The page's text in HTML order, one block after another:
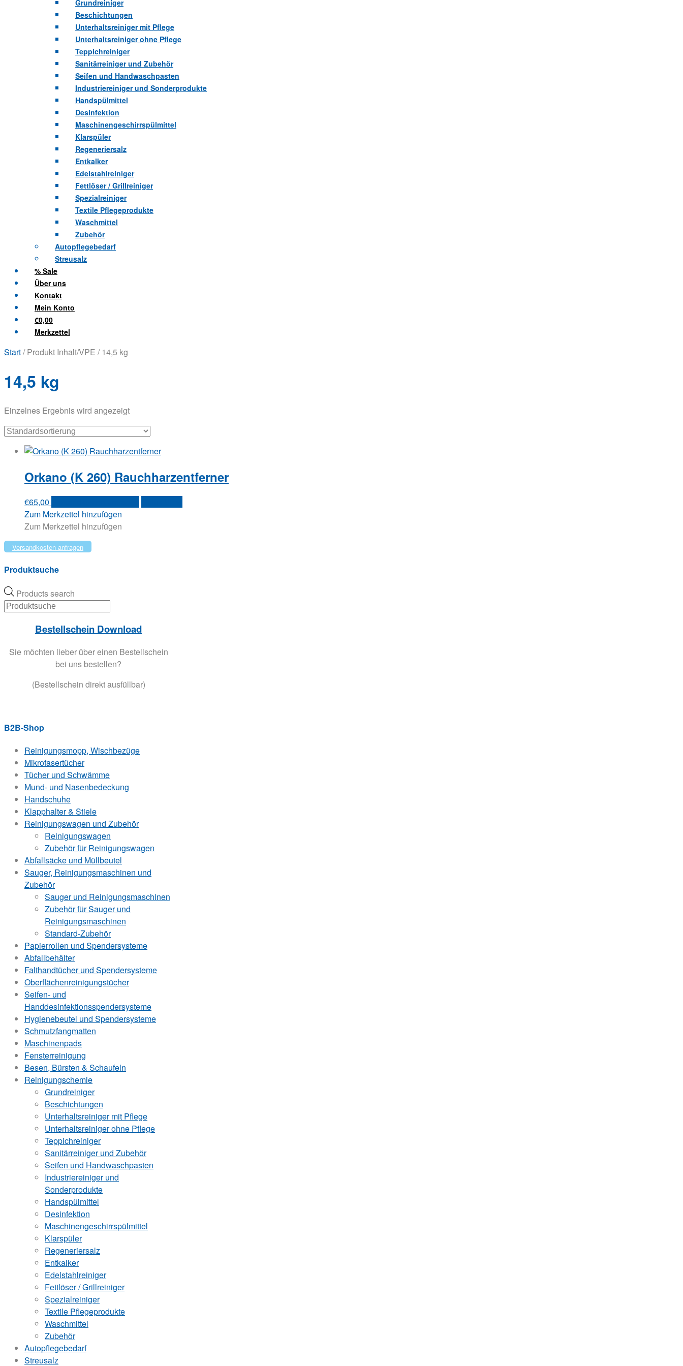
Grundreiniger
Beschichtungen
Unterhaltsreiniger mit Pflege
Unterhaltsreiniger ohne Pflege
Teppichreiniger
Sanitärreiniger und Zubehör
Seifen und Handwaschpasten
Industriereiniger und Sonderprodukte
Handspülmittel
Desinfektion
Maschinengeschirrspülmittel
Klarspüler
Regeneriersalz
Entkalker
Edelstahlreiniger
Fettlöser / Grillreiniger
Spezialreiniger
Textile Pflegeprodukte
Waschmittel
Zubehör
Autopflegebedarf
Streusalz
% Sale
Über uns
Kontakt
Mein Konto
€0,00
Merkzettel
Start/ Produkt Inhalt/VPE / 14,5 kg
14,5 kg
Einzelnes Ergebnis wird angezeigt
Orkano (K 260) Rauchharzentferner
€65,00
Zum Merkzettel hinzufügen
Zum Merkzettel hinzufügen
Versandkosten anfragen
Produktsuche
Products search
Bestellschein Download
Sie möchten lieber über einen Bestellschein
bei uns bestellen?
(Bestellschein direkt ausfüllbar)
B2B-Shop
Reinigungsmopp, Wischbezüge
Mikrofasertücher
Tücher und Schwämme
Mund- und Nasenbedeckung
Handschuhe
Klapphalter & Stiele
Reinigungswagen und Zubehör
Reinigungswagen
Zubehör für Reinigungswagen
Abfallsäcke und Müllbeutel
Sauger, Reinigungsmaschinen und
Zubehör
Sauger und Reinigungsmaschinen
Zubehör für Sauger und
Reinigungsmaschinen
Standard-Zubehör
Papierrollen und Spendersysteme
Abfallbehälter
Falthandtücher und Spendersysteme
Oberflächenreinigungstücher
Seifen- und
Handdesinfektionsspendersysteme
Hygienebeutel und Spendersysteme
Schmutzfangmatten
Maschinenpads
Fensterreinigung
Besen, Bürsten & Schaufeln
Reinigungschemie
Grundreiniger
Beschichtungen
Unterhaltsreiniger mit Pflege
Unterhaltsreiniger ohne Pflege
Teppichreiniger
Sanitärreiniger und Zubehör
Seifen und Handwaschpasten
Industriereiniger und
Sonderprodukte
Handspülmittel
Desinfektion
Maschinengeschirrspülmittel
Klarspüler
Regeneriersalz
Entkalker
Edelstahlreiniger
Fettlöser / Grillreiniger
Spezialreiniger
Textile Pflegeprodukte
Waschmittel
Zubehör
Autopflegebedarf
Streusalz